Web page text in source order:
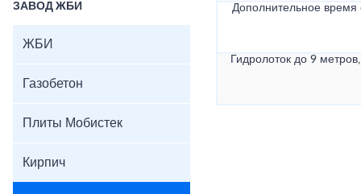
ЗАВОД ЖБИ
ЖБИ
Газобетон
Плиты Мобистек
Кирпич
Дополнительное
Гидролоток до 9